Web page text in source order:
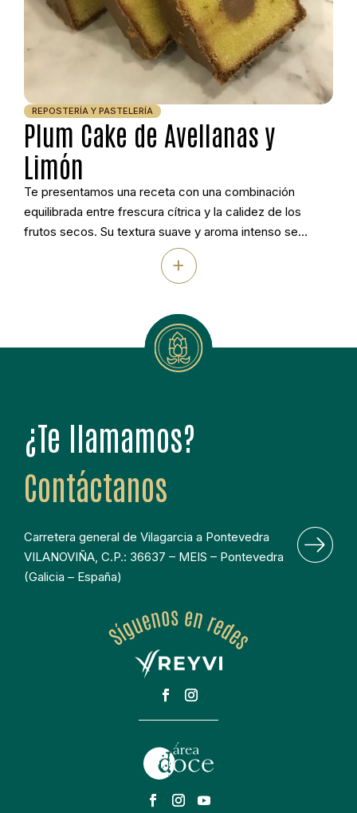
Plum Cake de Avellanas y
Limón
REPOSTERÍA Y PASTELERÍA
Te presentamos una receta con una combinación
equilibrada entre frescura cítrica y la calidez de los
frutos secos. Su textura suave y aroma intenso se
realzan con un glaseado de praliné que aporta brillo y un
acabado crujiente irresistible.+
¿Te llamamos?
Contáctanos
Carretera general de Vilagarcia a Pontevedra
VILANOVIÑA, C.P.: 36637 – MEIS – Pontevedra
(Galicia – España)